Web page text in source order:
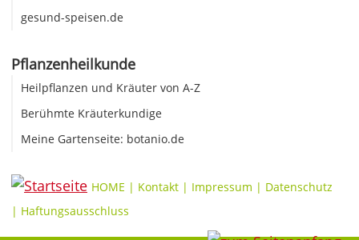
gesund-speisen.de
Pflanzenheilkunde
Heilpflanzen und Kräuter von A-Z
Berühmte Kräuterkundige
Meine Gartenseite: botanio.de
HOME | Kontakt | Impressum | Datenschutz
| Haftungsausschluss